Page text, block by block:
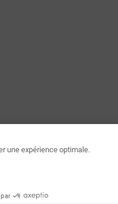
une expérience optimale.